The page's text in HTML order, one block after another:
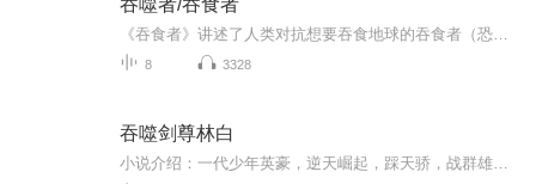
8 3328
吞噬剑尊林白